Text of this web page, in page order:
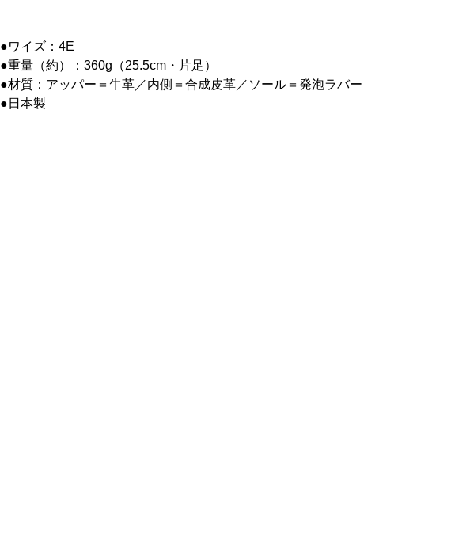
●ワイズ：4E
●重量（約）：360g（25.5cm・片足）
●材質：アッパー＝牛革／内側＝合成皮革／ソール＝発泡ラバー
●日本製